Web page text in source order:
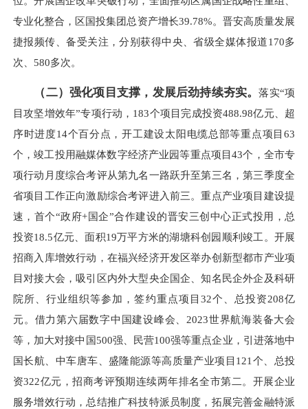
专业化整合，区国投集团总资产增长39.78%。晋安高质量发展
捷报频传、备受关注，分别获得中央、省级全媒体报道170多
次、580多次。
（二）强化项目支撑，发展后劲持续夯实。落实“项
目攻坚增效年”专项行动，183个项目完成投资488.98亿元、超
序时进度14个百分点，开工建设太阳电缆总部等重点项目63
个，竣工投用融媒体数字经济产业园等重点项目43个，全市专
项行动月度综合考评从第九名一路跃升至第三名，第三季度全
省项目工作正向激励综合考评进入前三。重点产业项目建设提
速，首个“政府+国企”合作建设的晋安三创中心正式投用，总
投资18.5亿元、面积19万平方米的湖塘科创园顺利竣工。开展
招商入库增效行动，在福兴经济开发区举办创新型都市产业项
目对接大会，吸引区内外大型央企国企、知名民企外企及科研
院所、行业组织等参加，签约重点项目32个、总投资208亿
元。借力第六届数字中国建设峰会、2023世界航海装备大会
等，加大对接中国500强、民营100强等重点企业，引进落地中
国长航、中车唐车、盛隆能源等高质量产业项目121个、总投
资322亿元，招商考评预期连续两年排名全市第二。开展企业
服务增效行动，总结推广科技特派员制度，拓展完善金融特派